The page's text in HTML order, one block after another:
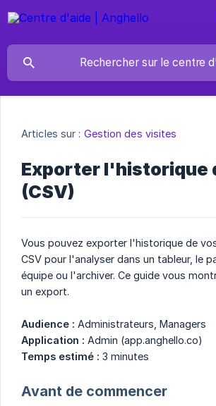
Articles sur : Gestion des visites
Exporter l'historique
(CSV)
Vous pouvez exporter l'historique de
CSV pour l'analyser dans un tableur, le
équipe ou l'archiver. Ce guide vous
un export.
Audience : Administrateurs, Managers
Application : Admin (app.anghello.co)
Temps estimé : 3 minutes
Avant de commencer